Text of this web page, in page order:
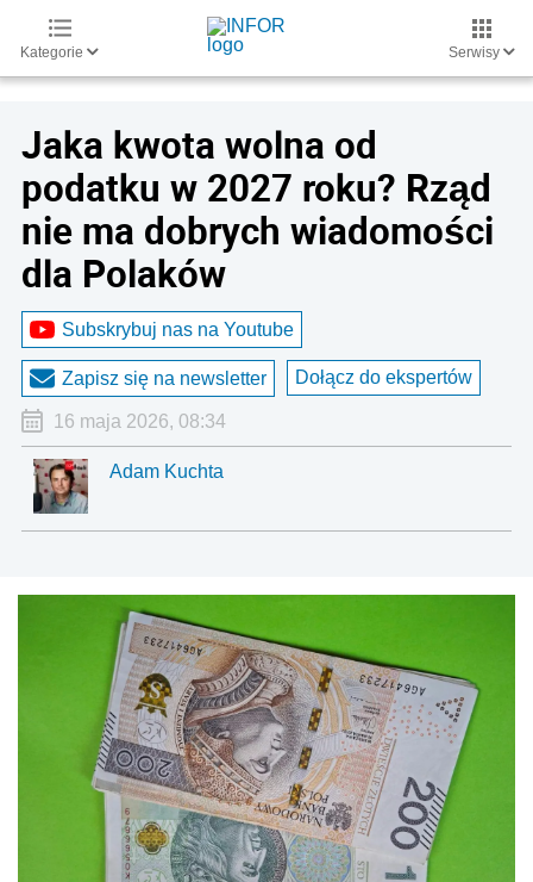
Kategorie Serwisy
Jaka kwota wolna od
podatku w 2027 roku? Rząd
nie ma dobrych wiadomości
dla Polaków
Subskrybuj nas na Youtube
Zapisz się na newsletter Dołącz do ekspertów
16 maja 2026, 08:34
Adam Kuchta